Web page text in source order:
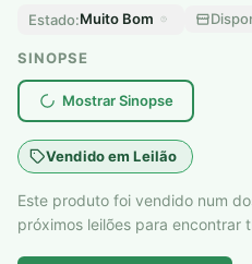
Estado:Muito Bom
SINOPSE
Mostrar Sinopse
Vendido em Leilão
Este produto foi vendido num
próximos leilões para encontrar